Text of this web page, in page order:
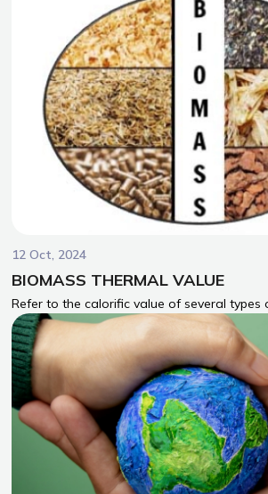
12 Oct, 2024
BIOMASS THERMAL VALUE
Refer to the calorific value of several types